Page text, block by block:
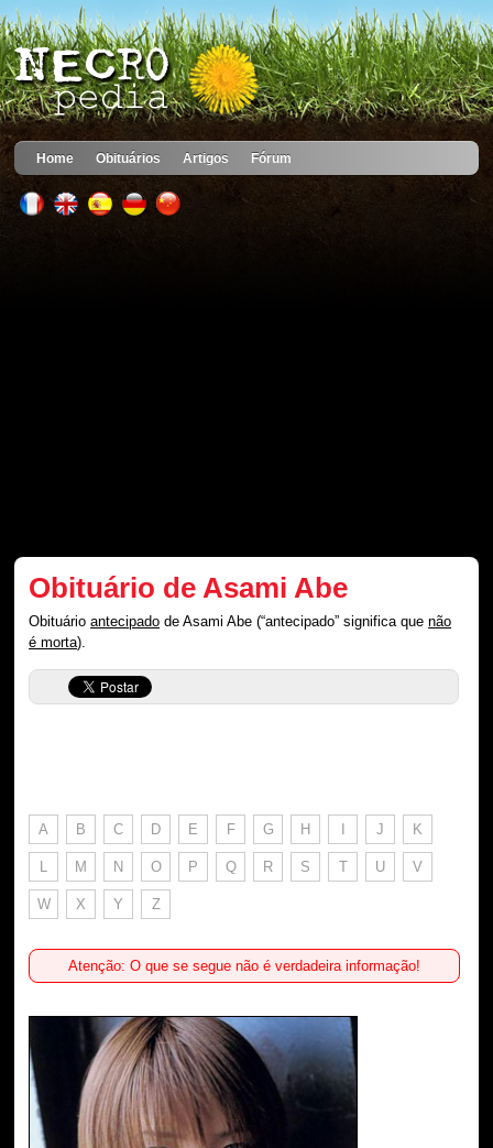
Home Obituários Artigos Fórum
Obituário de Asami Abe
Obituárioantecipado de Asami Abe (“antecipado” significa quenão
é morta).
A B C D E F G H I J K
L M N O P Q R S T U V
W X Y Z
Atenção: O que se segue não é verdadeira informação!